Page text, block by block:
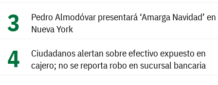
Pedro Almodóvar presentará ‘Amarga Navidad’ en
Nueva York
Ciudadanos alertan sobre efectivo expuesto en
cajero; no se reporta robo en sucursal bancaria